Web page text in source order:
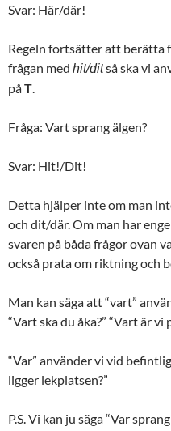
Svar: Här/där!
Regeln fortsätter att berätta
frågan med hit/ditså ska vi
påT
Fråga: Vart sprang älgen?
Svar: Hit!/Dit!
Detta hjälper inte om man
och dit/där. Om man har
svaren på båda frågor ovan
också prata om riktning och
Man kan säga att “vart”
“Vart ska du åka?” “Vart är vi
“Var” använder vi vid
ligger lekplatsen?”
P.S. Vi kan ju säga “Var